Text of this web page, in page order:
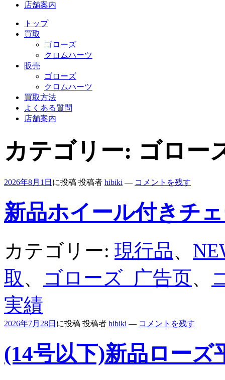
店舗案内
トップ
買取
ゴローズ
クロムハーツ
販売
ゴローズ
クロムハーツ
買取方法
よくある質問
店舗案内
カテゴリー: ゴロー
2026年8月1日 に投稿 投稿者 hibiki — コメントを残す
新品ホイール付きチ
カテゴリー: 現行品、
取 、 ゴローズ_广告页、
実績
2026年7月28日 に投稿 投稿者 hibiki — コメントを残す
(14号以下)新品ローズ